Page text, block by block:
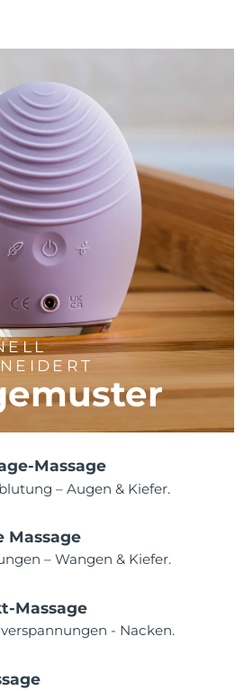
Massage
– Augen & Kiefer.
Massage
– Wangen & Kiefer.
Massage
- Nacken.